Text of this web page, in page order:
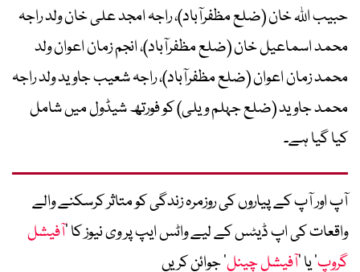
حبیب اللہ خان (ضلع مظفرآباد)، راجہ امجد علی خان ولد راجہ
محمد اسماعیل خان (ضلع مظفرآباد)، انجم زمان اعوان ولد
محمد زمان اعوان (ضلع مظفرآباد)، راجہ شعیب جاوید ولد راجہ
محمد جاوید (ضلع جہلم ویلی) کو فورتھ شیڈول میں شامل
کیا گیا ہے۔
آپ اور آپ کے پیاروں کی روزمرہ زندگی کو متاثر کرسکنے والے
واقعات کی اپ ڈیٹس کے لیے واٹس ایپ پر وی نیوز کا ’آفیشل
گروپ‘ یا ’آفیشل چینل‘ جوائن کریں